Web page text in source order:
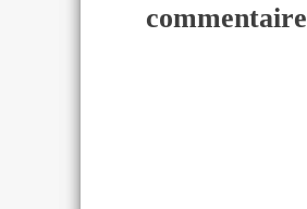
commentaire